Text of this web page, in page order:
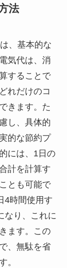
法
、基本的な
気代は、消
することで
れだけのコ
きます。た
し、具体的
的な節約プ
には、1日の
計を計算す
とも可能で
4時間使用す
なり、これに
ます。この
、無駄を省
。